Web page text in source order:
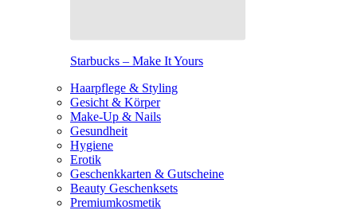
Starbucks – Make It Yours
Haarpflege & Styling
Gesicht & Körper
Make-Up & Nails
Gesundheit
Hygiene
Erotik
Geschenkkarten & Gutscheine
Beauty Geschenksets
Premiumkosmetik